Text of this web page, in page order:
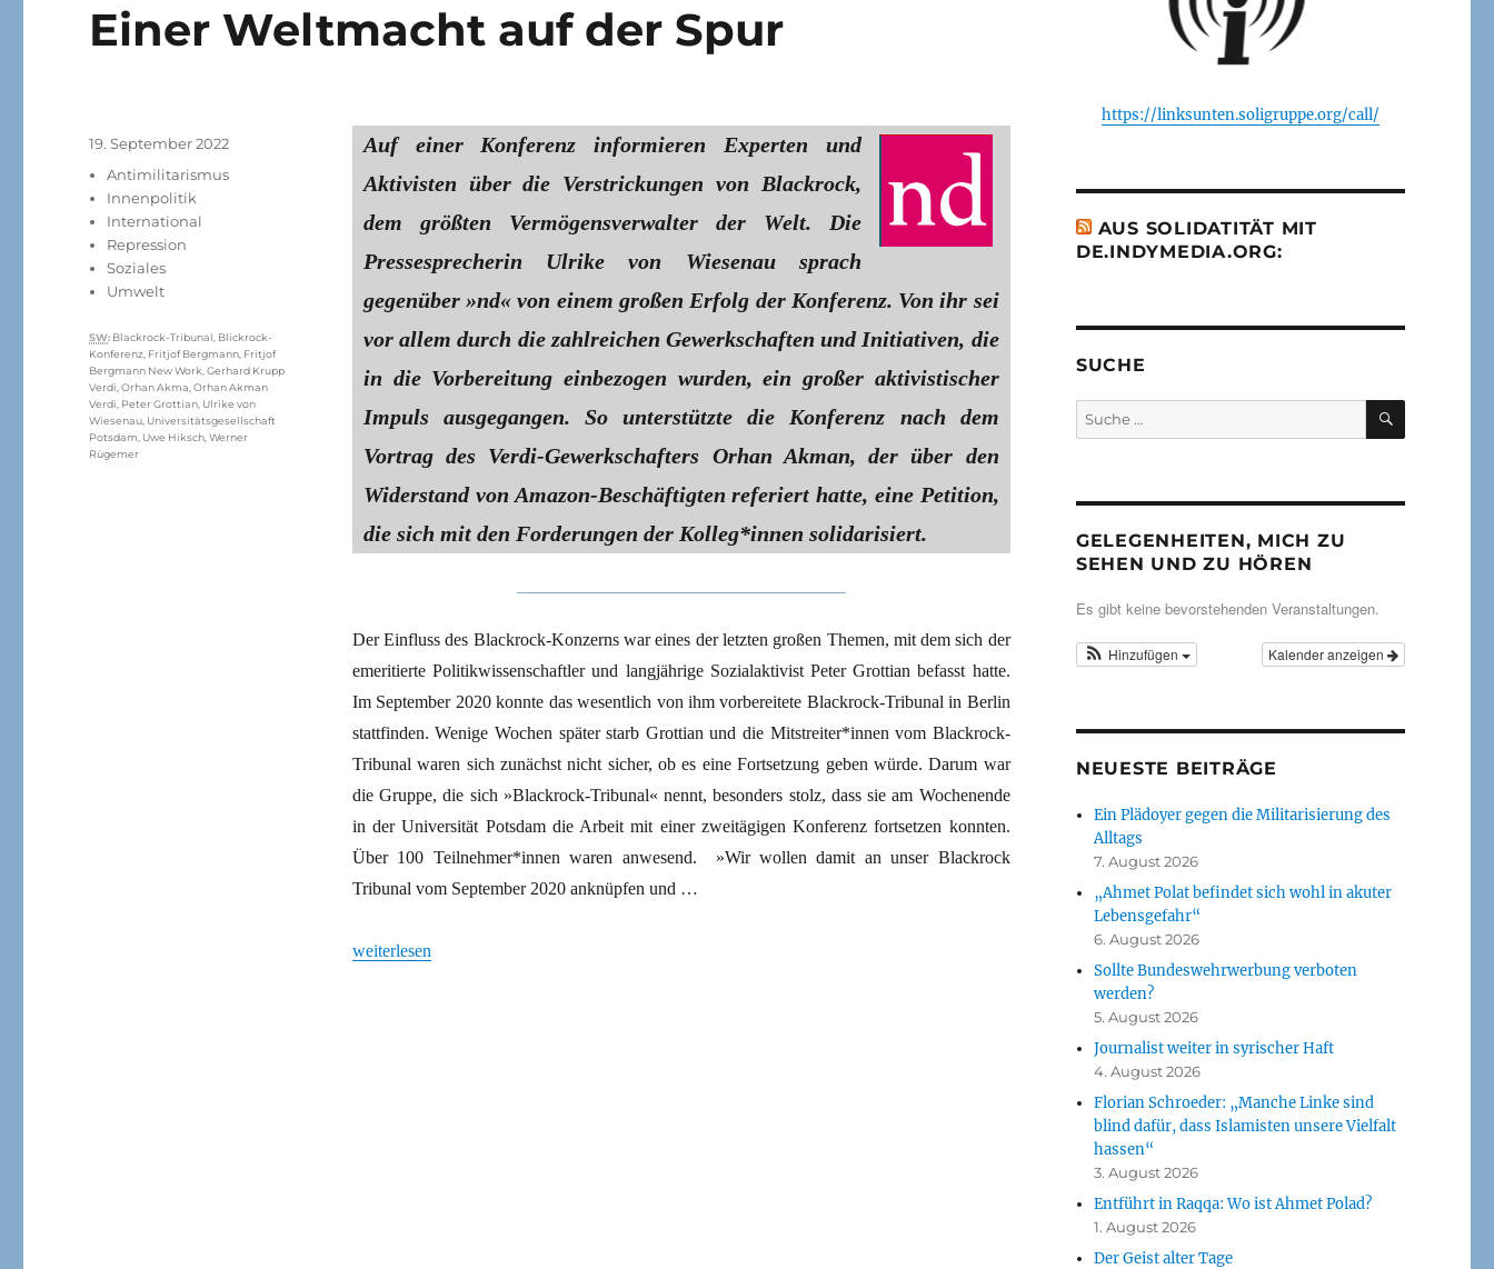
Einer Weltmacht auf der Spur
Auf einer Konferenz informieren Experten und
Aktivisten über die Verstrickungen von Blackrock,
dem größten Vermögensverwalter der Welt. Die
Pressesprecherin Ulrike von Wiesenau sprach
gegenüber »nd« von einem großen Erfolg der Konferenz. Von ihr sei
vor allem durch die zahlreichen Gewerkschaften und Initiativen, die
in die Vorbereitung einbezogen wurden, ein großer aktivistischer
Impuls ausgegangen. So unterstützte die Konferenz nach dem
Vortrag des Verdi-Gewerkschafters Orhan Akman, der über den
Widerstand von Amazon-Beschäftigten referiert hatte, eine Petition,
die sich mit den Forderungen der Kolleg*innen solidarisiert.
Der Einfluss des Blackrock-Konzerns war eines der letzten großen Themen, mit dem sich der
emeritierte Politikwissenschaftler und langjährige Sozialaktivist Peter Grottian befasst hatte.
Im September 2020 konnte das wesentlich von ihm vorbereitete Blackrock-Tribunal in Berlin
stattfinden. Wenige Wochen später starb Grottian und die Mitstreiter*innen vom Blackrock-
Tribunal waren sich zunächst nicht sicher, ob es eine Fortsetzung geben würde. Darum war
die Gruppe, die sich »Blackrock-Tribunal« nennt, besonders stolz, dass sie am Wochenende
in der Universität Potsdam die Arbeit mit einer zweitägigen Konferenz fortsetzen konnten.
Über 100 Teilnehmer*innen waren anwesend. »Wir wollen damit an unser Blackrock
Tribunal vom September 2020 anknüpfen und …
„Einer Weltmacht auf der Spur“
weiterlesen
Veröffentlicht
19. September 2022
Kategorien
Antimilitarismus
Innenpolitik
International
Repression
Soziales
Umwelt
Schlagwörter
SW: Blackrock-Tribunal Blickrock-
Konferenz Fritjof Bergmann Fritjof
Bergmann New Work ,Gerhard Krupp
Verdi ,Orhan Akma ,Orhan Akman
Verdi Peter Grottian Ulrike von
Wiesenau Universitätsgesellschaft
Potsdam Uwe Hiksch ,Werner
Rügemer
https://linksunten.soligruppe.org/call/
AUS SOLIDATITÄT MIT
DE.INDYMEDIA.ORG:
SUCHE
Suche
nach:
SUCHEN
GELEGENHEITEN, MICH ZU
SEHEN UND ZU HÖREN
Es gibt keine bevorstehenden Veranstaltungen.
Kalender anzeigen
Hinzufügen
NEUESTE BEITRÄGE
Ein Plädoyer gegen die Militarisierung des
Alltags
7. August 2026
„Ahmet Polat befindet sich wohl in akuter
Lebensgefahr“
6. August 2026
Sollte Bundeswehrwerbung verboten
werden?
5. August 2026
Journalist weiter in syrischer Haft
4. August 2026
Florian Schroeder: „Manche Linke sind
blind dafür, dass Islamisten unsere Vielfalt
hassen“
3. August 2026
Entführt in Raqqa: Wo ist Ahmet Polad?
1. August 2026
Der Geist alter Tage